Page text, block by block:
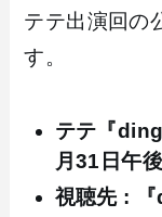
テテ出演回の
す。
テテ『
月31日午
視聴先 :